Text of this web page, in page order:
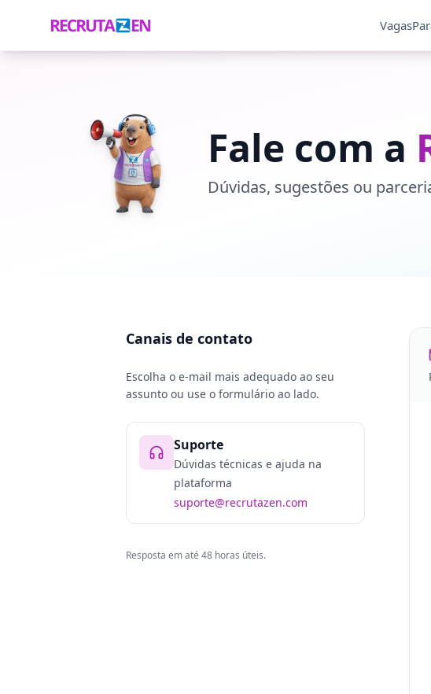
Vagas
Fale com a
Dúvidas, sugestões ou
Canais de contato
Escolha o e-mail mais adequado ao seu
assunto ou use o formulário ao lado.
Suporte
Dúvidas técnicas e ajuda na
plataforma
suporte@recrutazen.com
Resposta em até 48 horas úteis.